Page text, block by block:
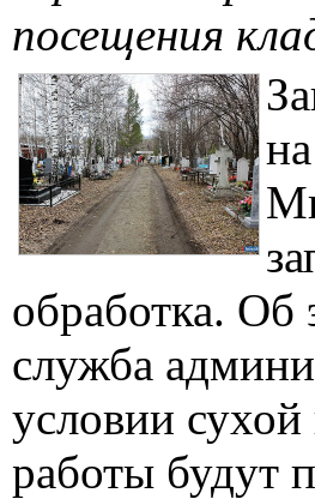
посещения
обработка. Об
служба
условии
работы будут